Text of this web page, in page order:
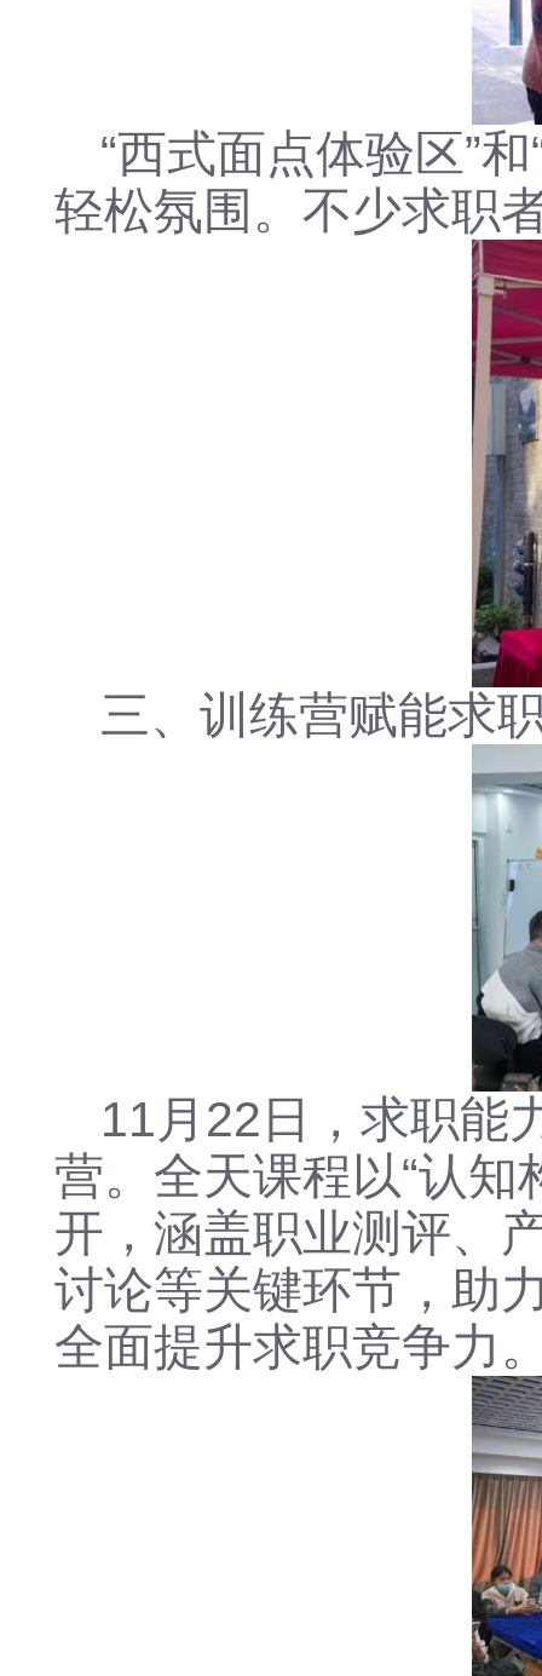
“西式面点体验区”
轻松氛围。不少求职
三、训练营赋能求
11月22日，求职能
营。全天课程以“认
开，涵盖职业测评、
讨论等关键环节，助
全面提升求职竞争力